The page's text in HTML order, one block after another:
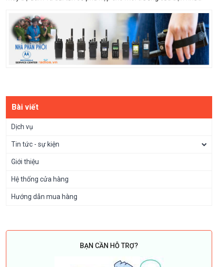
Bài viết
Dịch vụ
Tin tức - sự kiện
Giới thiệu
Hệ thống cửa hàng
Hướng dẫn mua hàng
BẠN CẦN HỖ TRỢ?